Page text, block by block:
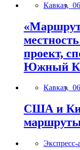
Кавказ,
проект,
Южный
Кавказ,
США и
Экспресс-